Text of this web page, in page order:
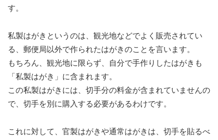
す。
私製はがきというのは、観光地などでよく販売されてい
る、郵便局以外で作られたはがきのことを言います。
もちろん、観光地に限らず、自分で手作りしたはがきも
「私製はがき」に含まれます。
この私製はがきには、切手分の料金が含まれていませんの
で、切手を別に購入する必要があるわけです。
これに対して、官製はがきや通常はがきは、切手を貼るべ